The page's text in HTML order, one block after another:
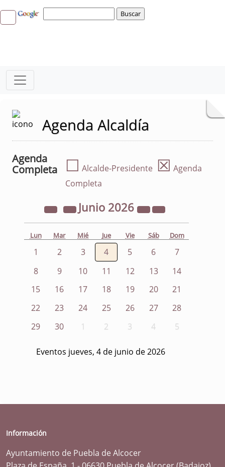
Agenda Alcaldía
Agenda
Completa
☐ Alcalde-Presidente ☒ Agenda
Completa
Junio 2026
Lun Mar Mié Jue Vie Sáb Dom
1 2 3 4 5 6
7
8
9 10 11 12 13
14
15
16 17 18 19 20
21
22
23 24 25 26 27
28
29
30 1 2 3 4 5
Eventos jueves, 4 de junio de 2026
Información
Ayuntamiento de Puebla de Alcocer